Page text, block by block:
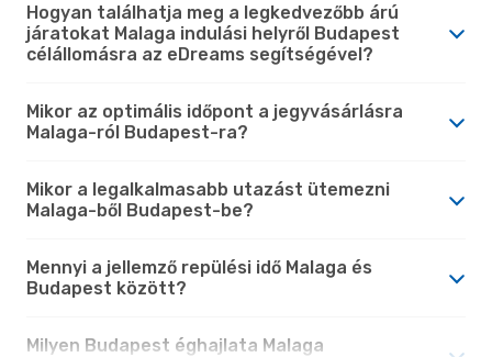
Hogyan találhatja meg a legkedvezőbb árú
járatokat Malaga indulási helyről Budapest
célállomásra az eDreams segítségével?
Mikor az optimális időpont a jegyvásárlásra
Malaga-ról Budapest-ra?
Mikor a legalkalmasabb utazást ütemezni
Malaga-ből Budapest-be?
Mennyi a jellemző repülési idő Malaga és
Budapest között?
Milyen Budapest éghajlata Malaga